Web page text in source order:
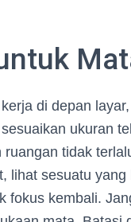
di depan
ukuran
tidak
lihat sesuatu
fokus kembali.